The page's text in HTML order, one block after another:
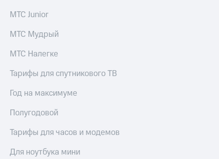
МТС Junior
МТС Мудрый
МТС Налегке
Тарифы для спутникового ТВ
Год на максимуме
Полугодовой
Тарифы для часов и модемов
Для ноутбука мини